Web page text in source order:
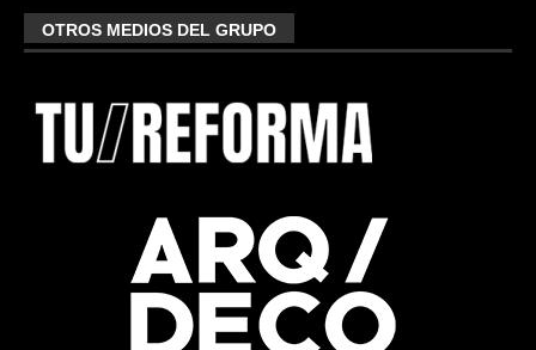
OTROS MEDIOS DEL GRUPO